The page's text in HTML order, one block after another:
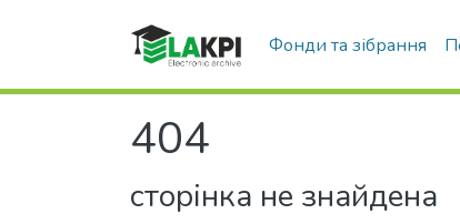
Фонди та зібрання
404
сторінка не знайдена